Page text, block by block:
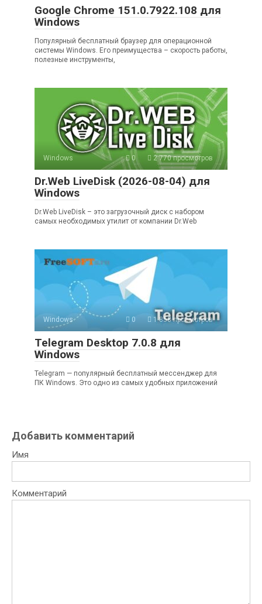
Google Chrome 151.0.7922.108 для
Windows
Популярный бесплатный браузер для операционной
системы Windows. Его преимущества – скорость работы,
полезные инструменты,
Windows 0 2 770 просмотров
Dr.Web LiveDisk (2026-08-04) для
Windows
Dr.Web LiveDisk – это загрузочный диск с набором
самых необходимых утилит от компании Dr.Web
Windows 0 1 858 просмотров
Telegram Desktop 7.0.8 для
Windows
Telegram — популярный бесплатный мессенджер для
ПК Windows. Это одно из самых удобных приложений
Добавить комментарий
Имя
Комментарий